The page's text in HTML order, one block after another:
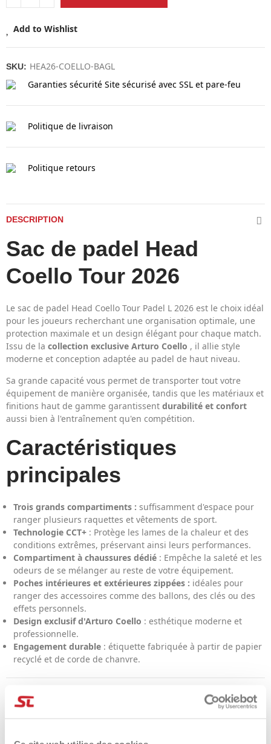
Add to Wishlist
SKU: HEA26-COELLO-BAGL
Garanties sécurité Site sécurisé avec SSL et pare-feu
Politique de livraison
Politique retours
DESCRIPTION
Sac de padel Head
Coello Tour 2026
Le sac de padel Head Coello Tour Padel L 2026 est le choix idéal
pour les joueurs recherchant une organisation optimale, une
protection maximale et un design élégant pour chaque match.
Issu de la collection exclusive Arturo Coello , il allie style
moderne et conception adaptée au padel de haut niveau.
Sa grande capacité vous permet de transporter tout votre
équipement de manière organisée, tandis que les matériaux et
finitions haut de gamme garantissent durabilité et confort
aussi bien à l'entraînement qu'en compétition.
Caractéristiques
principales
Trois grands compartiments : suffisamment d'espace pour
ranger plusieurs raquettes et vêtements de sport.
Technologie CCT+ : Protège les lames de la chaleur et des
conditions extrêmes, préservant ainsi leurs performances.
Compartiment à chaussures dédié : Empêche la saleté et les
odeurs de se mélanger au reste de votre équipement.
Poches intérieures et extérieures zippées : idéales pour
ranger des accessoires comme des ballons, des clés ou des
effets personnels.
Design exclusif d'Arturo Coello : esthétique moderne et
professionnelle.
Engagement durable : étiquette fabriquée à partir de papier
recyclé et de corde de chanvre.